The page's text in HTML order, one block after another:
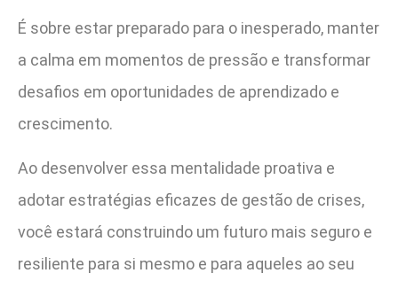
É sobre estar preparado para o inesperado, manter
a calma em momentos de pressão e transformar
desafios em oportunidades de aprendizado e
crescimento.
Ao desenvolver essa mentalidade proativa e
adotar estratégias eficazes de gestão de crises,
você estará construindo um futuro mais seguro e
resiliente para si mesmo e para aqueles ao seu